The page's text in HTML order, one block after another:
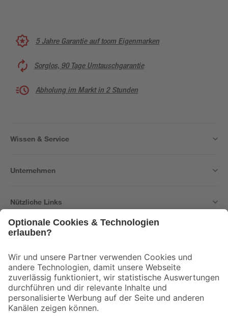
5 Jahre Garantie auf toom Eigenmarken
Sorglos, 90 Tage Umtauschgarantie
Abholung im Markt in 2 Stunden
Wissen & Service
Unternehmen
Nützliche Links
Der toom Newsletter: Keine Angebote und Aktionen mehr verpassen!
Zur Newsletter Anmeldung
Folge uns